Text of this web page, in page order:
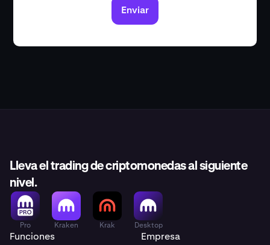
Enviar
Lleva el trading de criptomonedas al siguiente
nivel.
Pro Kraken Krak Desktop
Funciones Empresa